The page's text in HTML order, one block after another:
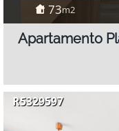
73m2
Apartamento
R5329597